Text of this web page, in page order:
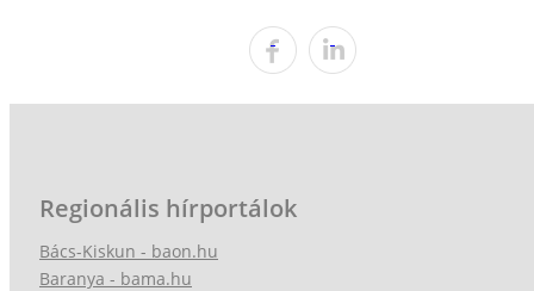
Regionális hírportálok
Bács-Kiskun - baon.hu
Baranya - bama.hu